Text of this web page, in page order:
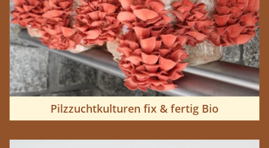
Pilzzuchtkulturen fix & fertig Bio